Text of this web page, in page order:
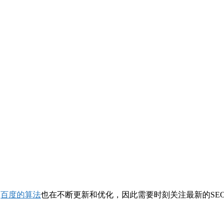
百度的算法也在不断更新和优化，因此需要时刻关注最新的